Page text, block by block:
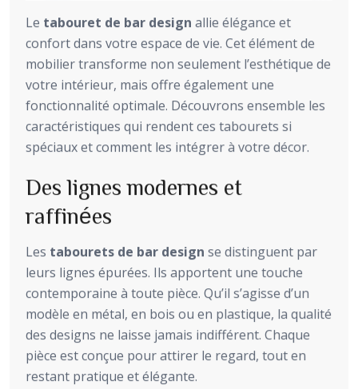
Le tabouret de bar design allie élégance et
confort dans votre espace de vie. Cet élément de
mobilier transforme non seulement l’esthétique de
votre intérieur, mais offre également une
fonctionnalité optimale. Découvrons ensemble les
caractéristiques qui rendent ces tabourets si
spéciaux et comment les intégrer à votre décor.
Des lignes modernes et
raffinées
Les tabourets de bar design se distinguent par
leurs lignes épurées. Ils apportent une touche
contemporaine à toute pièce. Qu’il s’agisse d’un
modèle en métal, en bois ou en plastique, la qualité
des designs ne laisse jamais indifférent. Chaque
pièce est conçue pour attirer le regard, tout en
restant pratique et élégante.